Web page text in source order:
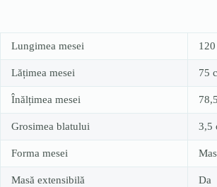
Lungimea mesei
Lățimea mesei 75
Înălțimea mesei
Grosimea blatului 3,5
Forma mesei
Masă extensibilă Da